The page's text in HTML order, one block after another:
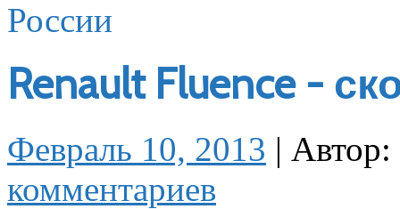
России
Renault Fluence -
Февраль 10, 2013 | Автор:
комментариев